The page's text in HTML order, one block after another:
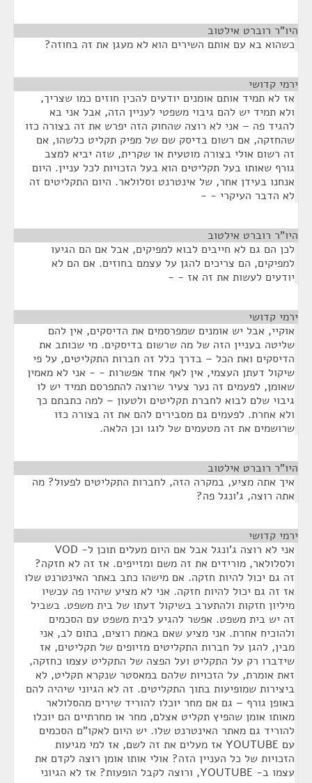
היו"ר רוברט אילטוב
כשהוא בא עם אותם השירים הוא לא מעגן את זה בחוזה?
ירמי קדושי
אז לא תמיד אותם אומנים יודעים להכין חוזים כמו שצריך,
ולא תמיד יש להם גיבוי משפטי לעניין הזה, אבל אני בא
להגיד פה – אני לא רוצה שהחוק הזה יפרש את זה בצורה כזו
שהחזקה, אם רשום בדיסק שם של מפיק תקליט כלשהו, אם
זה רשום אולי בצורה מוטעית או שקרית, שזה יביא למצב
גורף שאותו בעל תקליטים הוא בעל הזכויות לכל עניין. היום
אנחנו בעידן אחר, של אינטרנט וסלולאר. היום התקליטים זה
לא הדבר העיקרי - -
היו"ר רוברט אילטוב
לכן הם גם לא חייבים לבוא למפיקים, אבל אם הם הגיעו
למפיקים, הם צריכים להגן על עצמם בחוזים. אם הם לא
יודעים לעשות את זה אז - -
ירמי קדושי
אוקיי, אבל יש אומנים שמפרסמים את הדיסקים, אין להם
שליטה בעניין הזה של מה שרשום בדיסקים. מי שכותב את
הדיסקים ואת הכל – בדרך כלל זה חברות התקליטים, על פי
שיקול דעתן העצמי, אין לאף אחד אפשרות - - אני לא מאמין
שאומן, לפעמים זה נער צעיר שרוצה להתפרסם תמיד יש לו
גיבוי שלם לבוא לחברת תקליטים ולטעון – למה כתבתם כך
ולא אחרת. לפעמים גם מסבירים להם את זה בצורה כזו
שרושמים את זה מטעמים של לוגו וכן הלאה.
היו"ר רוברט אילטוב
איך אתה מציע, במקרה הזה, לחברות התקליטים לפעול? מה
אתה רוצה, ג'ונגל פה?
ירמי קדושי
אני לא רוצה ג'ונגל אבל אם היום מעלים תוכן ל- VOD
ולסלולאר, מורידים את זה משם ומזייפים. אז זה לא חזקה?
זה גם יכול להיות חזקה. אם מישהו כתב באתר האינטרנט שלו
אז זה גם יכול להיות חזקה. אני לא מציע שיהיו פה עכשיו
מיליון חזקות ולהתערב בשיקול דעתו של בית משפט. בשביל
זה יש בית משפט. אפשר להגיע לבית משפט עם הסכמים
ולהוכיח אחרת. אני מציע שאם באמת רוצים, בתום לב, אני
מבין, להגן על חברות התקליטים מזיופים של תקליטים, אז
שידברו רק על התקליט ועל הפצה של התקליט עצמו כחזקה,
זאת אומרת, על הזכויות שלהם במאסטר שנקרא תקליט, לא
ביצירות שמופיעות בתוך התקליטים. זה לא הגיוני שיהיה להם
באופן גורף – גם אם מחר יוכלו להוריד שירים מהסלולאר
מאותו אומן שהפיץ תקליט אצלם, מחר או מחרתיים הם יוכלו
להוריד גם מאתר האינטרנט שלו. יש היום לאקו"ם הסכמים
עם YOUTUBE אז מעלים את זה לשם, אז למי מגיעות
הזכויות של כל העניין הזה? אולי אותו אומן רוצה לקדם את
עצמו ב- YOUTUBE, ורוצה לקבל הופעות? אז לא הגיוני